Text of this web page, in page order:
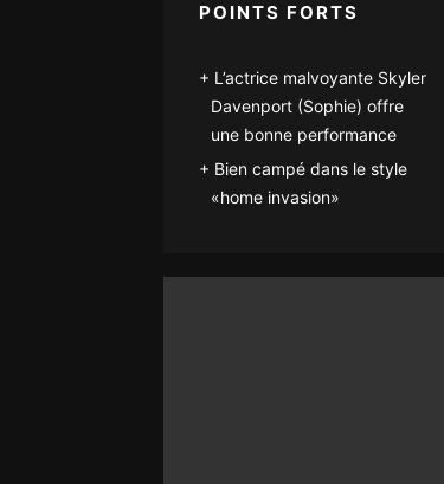
POINTS FORTS
L’actrice malvoyante Skyler
Davenport (Sophie) offre
une bonne performance
Bien campé dans le style
«home invasion»